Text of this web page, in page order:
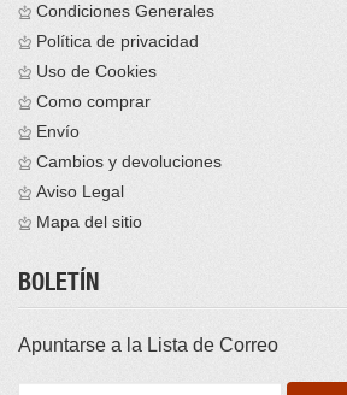
Condiciones Generales
Política de privacidad
Uso de Cookies
Como comprar
Envío
Cambios y devoluciones
Aviso Legal
Mapa del sitio
BOLETÍN
Apuntarse a la Lista de Correo